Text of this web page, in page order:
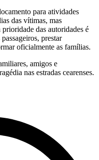
para atividades
das vítimas, mas
das autoridades é
prestar
oficialmente as famílias.
amigos e
nas estradas cearenses.